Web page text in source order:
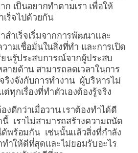
เป็นอยากทำตามเรา เพื่อให้
ร็จไปด้วยกัน
สำเร็จเริ่มจากการพัฒนาและ
ามเชื่อมั่นในสิ่งที่ทำ และการเปิด
ยนรู้ประสบการณ์จากผู้ประสบ
ายด้าน สามารถลดเวลาในการ
ริงจังกับการทำงาน ผู้บริหารไม่
ต่ทุกเรื่องที่ทำตัวเองต้องรู้จริง
งดีกว่าเมื่อวาน เราต้องทำได้ดี
นี้ เราไม่สามารถสร้างความถนัด
ด้พร้อมกัน เช่นนั้นแล้วสิ่งที่กำลัง
ำให้ดีที่สุดและไม่ยอมรับอะไร